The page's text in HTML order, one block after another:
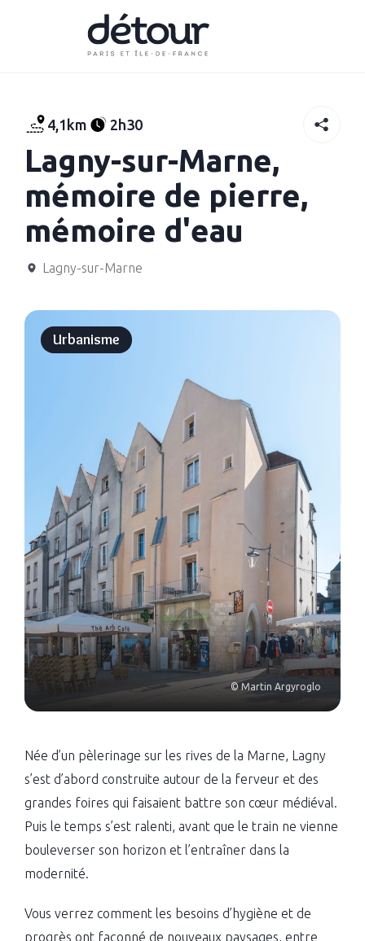
4,1km 2h30
Lagny-sur-Marne,
mémoire de pierre,
mémoire d'eau
Lagny-sur-Marne
Urbanisme
© Martin Argyroglo
Née d’un pèlerinage sur les rives de la Marne, Lagny
s’est d’abord construite autour de la ferveur et des
grandes foires qui faisaient battre son cœur médiéval.
Puis le temps s’est ralenti, avant que le train ne vienne
bouleverser son horizon et l’entraîner dans la
modernité.
Vous verrez comment les besoins d’hygiène et de
progrès ont façonné de nouveaux paysages, entre